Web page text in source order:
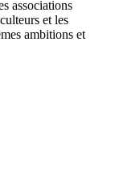
associations
et les
ambitions et